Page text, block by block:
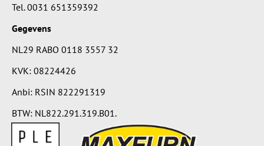
Tel.0031 651359392
Gegevens
NL29 RABO 0118 3557 32
KVK: 08224426
Anbi: RSIN 822291319
BTW: NL822.291.319.B01.